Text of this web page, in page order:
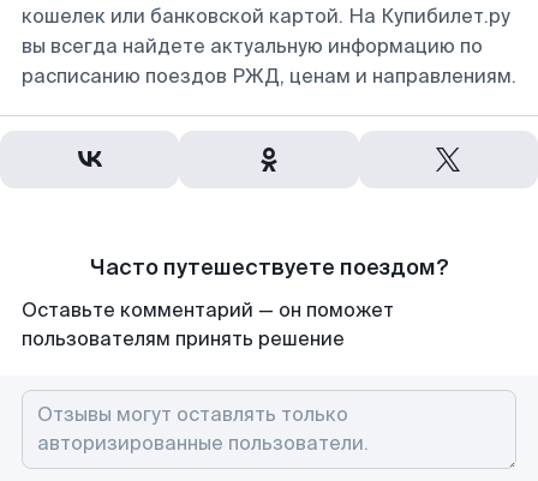
кошелек или банковской картой. На Купибилет.ру
вы всегда найдете актуальную информацию по
расписанию поездов РЖД, ценам и направлениям.
Часто путешествуете поездом?
Оставьте комментарий — он поможет
пользователям принять решение